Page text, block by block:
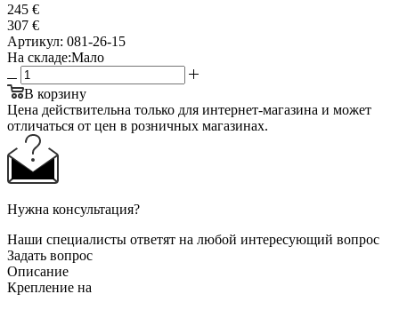
245 €
307 €
Артикул: 081-26-15
На складе:Мало
В корзину
Цена действительна только для интернет-магазина и может
отличаться от цен в розничных магазинах.
Нужна консультация?
Наши специалисты ответят на любой интересующий вопрос
Задать вопрос
Описание
Крепление на